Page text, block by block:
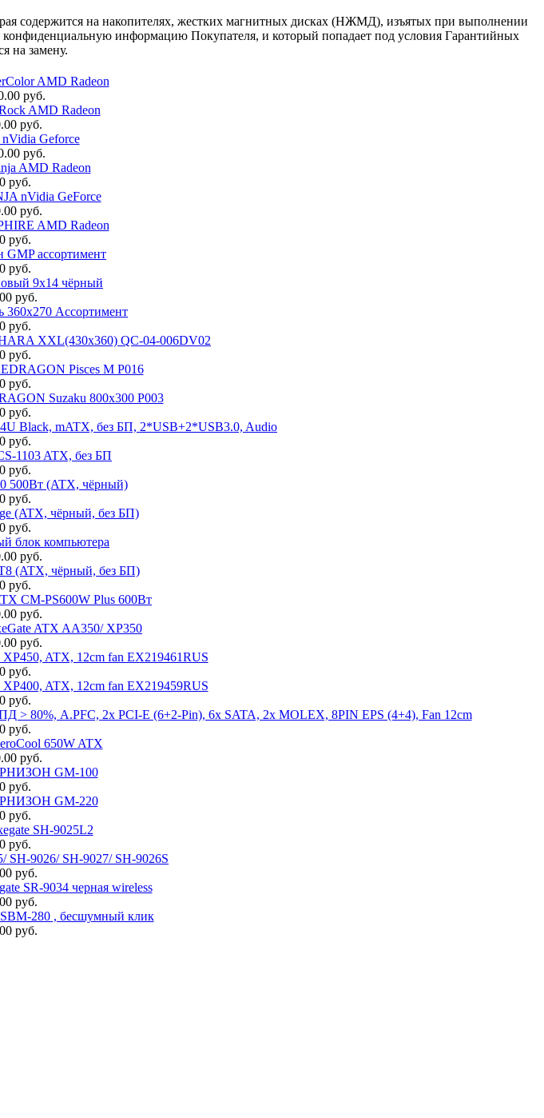
содержится на накопителях, жестких магнитных дисках (НЖМД), изъятых при выполнении
информацию Покупателя, и который попадает под условия Гарантийных
на замену.
AMD Radeon
руб.
AMD Radeon
руб.
Geforce
руб.
AMD Radeon
руб.
nVidia GeForce
руб.
AMD Radeon
руб.
GMP ассортимент
руб.
9х14 чёрный
руб.
360x270 Ассортимент
руб.
XXL(430x360) QC-04-006DV02
руб.
Pisces M P016
руб.
Suzaku 800x300 P003
руб.
Black, mATX, без БП, 2*USB+2*USB3.0, Audio
руб.
1103 ATX, без БП
руб.
500Вт (ATX, чёрный)
руб.
(ATX, чёрный, без БП)
руб.
блок компьютера
руб.
(ATX, чёрный, без БП)
руб.
CM-PS600W Plus 600Вт
руб.
ATX AA350/ XP350
руб.
ATX, 12cm fan EX219461RUS
руб.
ATX, 12cm fan EX219459RUS
руб.
80%, A.PFC, 2x PCI-E (6+2-Pin), 6x SATA, 2x MOLEX, 8PIN EPS (4+4), Fan 12cm
руб.
650W ATX
руб.
GM-100
руб.
GM-220
руб.
SH-9025L2
руб.
9026/ SH-9027/ SH-9026S
руб.
SR-9034 черная wireless
руб.
280 , бесшумный клик
руб.